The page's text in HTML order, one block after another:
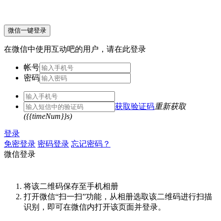
微信一键登录
在微信中使用互动吧的用户，请在此登录
帐号
密码
获取验证码重新获取
({{timeNum}}s)
登录
免密登录 密码登录 忘记密码？
微信登录
将该二维码保存至手机相册
打开微信“扫一扫”功能，从相册选取该二维码进行扫描
识别，即可在微信内打开该页面并登录。